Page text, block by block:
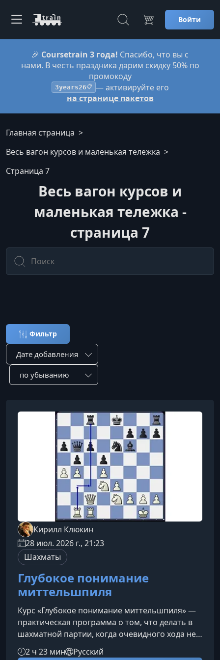
Войти
🎉 Coursetrain 3 года! Спасибо, что вы с
нами. В честь праздника дарим скидку 50% по
промокоду
3years26📋 — активируйте его
на странице пакетов
Главная страница
Весь вагон курсов и маленькая тележка
Страница 7
Весь вагон курсов и
маленькая тележка -
страница 7
Фильтр
Сортировка по:
Сотировать по:
Кирилл Клюкин
28 июл. 2026 г., 21:23
Шахматы
Глубокое понимание
миттельшпиля
Курс «Глубокое понимание миттельшпиля» —
практическая программа о том, что делать в
шахматной партии, когда очевидного хода нет.
Вы научитесь находить план в сложных
позициях, правильно выполнять манёвры,
2 ч 23 мин Русский